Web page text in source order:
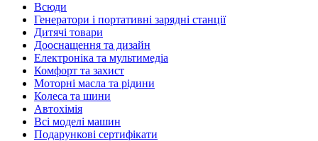
Всюди
Генератори і портативні зарядні станції
Дитячі товари
Дооснащення та дизайн
Електроніка та мультимедіа
Комфорт та захист
Моторні масла та рідини
Колеса та шини
Автохімія
Всі моделі машин
Подарункові сертифікати